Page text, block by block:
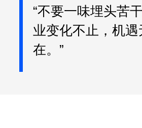
“不要一味埋头苦
业变化不止，机遇
在。”